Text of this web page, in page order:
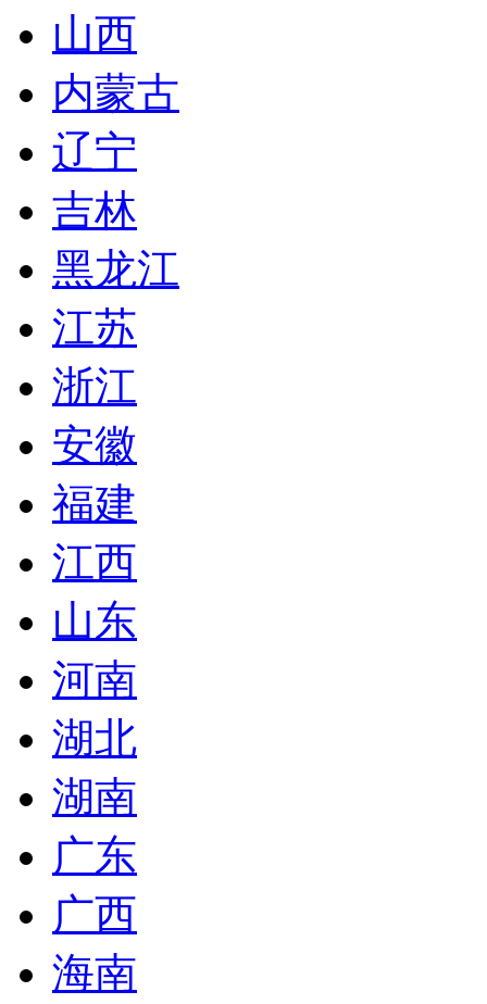
山西
内蒙古
辽宁
吉林
黑龙江
江苏
浙江
安徽
福建
江西
山东
河南
湖北
湖南
广东
广西
海南